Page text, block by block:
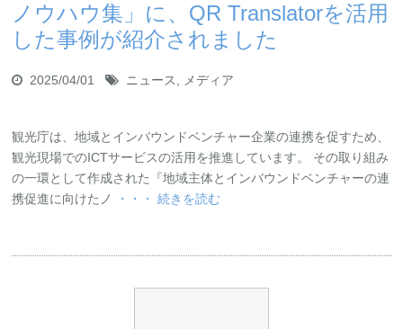
ノウハウ集」に、QR Translatorを活用
した事例が紹介されました
2025/04/01 ニュース メディア
観光庁は、地域とインバウンドベンチャー企業の連携を促すため、
観光現場でのICTサービスの活用を推進しています。 その取り組み
の一環として作成された『地域主体とインバウンドベンチャーの連
携促進に向けたノ
・・・ 続きを読む